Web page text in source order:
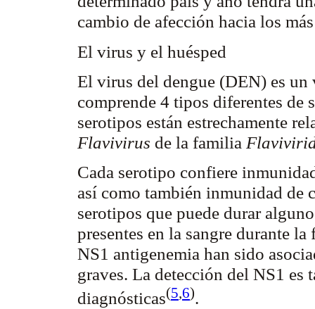
cambio de afección hacia los
El virus y el huésped
El virus del dengue (DEN) es
comprende 4 tipos diferentes de
serotipos están estrechamente
Flavivirus de la familia
Cada serotipo confiere
así como también inmunidad de
serotipos que puede durar
presentes en la sangre durante
NS1 antigenemia han sido
graves. La detección del NS1 es
diagnósticas(5,6).